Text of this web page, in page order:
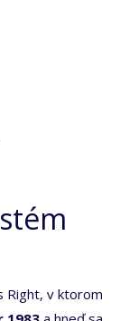
Right, v ktorom